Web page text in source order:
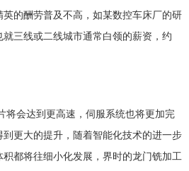
的酬劳普及不高，如某数控车床厂的研
三线或二线城市通常白领的薪资，约
将会达到更高速，伺服系统也将更加完
更大的提升，随着智能化技术的进一步
都将往细小化发展，界时的龙门铣加工